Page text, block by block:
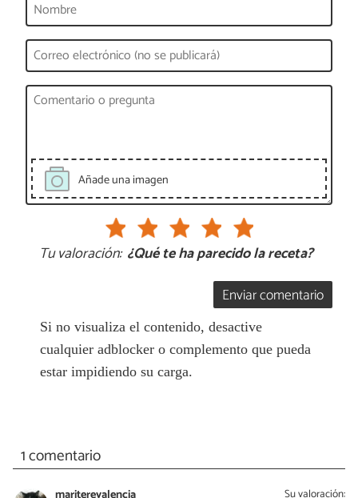
Añade una imagen
Tu valoración: ¿Qué te ha parecido la receta?
Enviar comentario
Si no visualiza el contenido, desactive
cualquier adblocker o complemento que pueda
estar impidiendo su carga.
1 comentario
Su valoración: